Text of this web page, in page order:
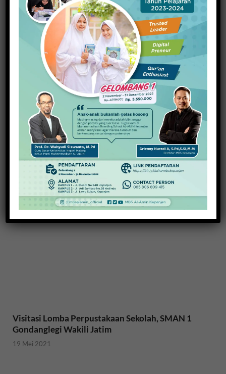
36 Tahun Hari Jadi, SMAN 1 Dampit Teguhkan
Spirit Prestasi
23 November 2021
Visitasi Lomba Perpustakaan Sekolah, SMAN 1
Gondanglegi Wakili Jatim
19 Mei 2021